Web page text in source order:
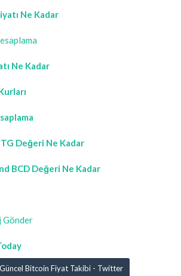
Ne Kadar
Ne Kadar
Değeri Ne Kadar
BCD Değeri Ne Kadar
Gönder
Güncel Bitcoin Fiyat Takibi - Twitter